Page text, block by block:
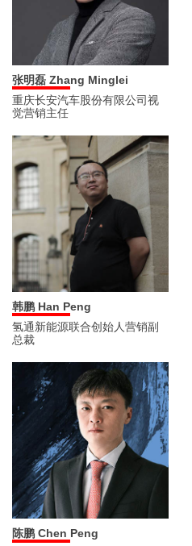
张明磊 Zhang Minglei
重庆长安汽车股份有限公司视
觉营销主任
韩鹏 Han Peng
氢通新能源联合创始人营销副
总裁
陈鹏 Chen Peng